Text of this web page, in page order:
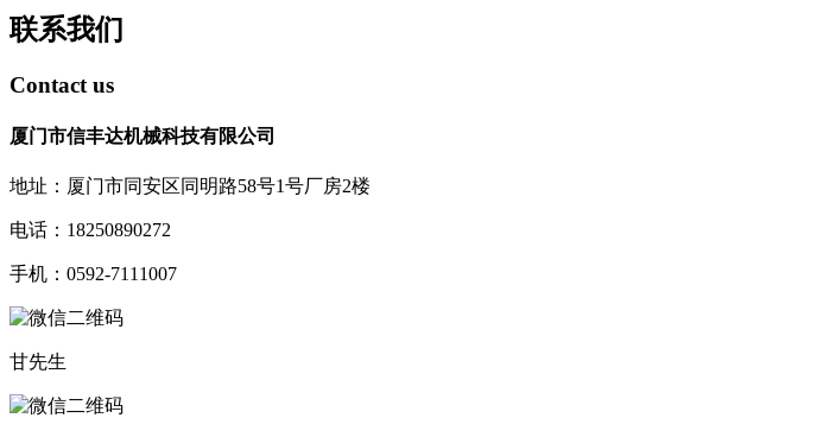
联系我们
Contact us
厦门市信丰达机械科技有限公司
地址：厦门市同安区同明路58号1号厂房2楼
电话：18250890272
手机：0592-7111007
甘先生